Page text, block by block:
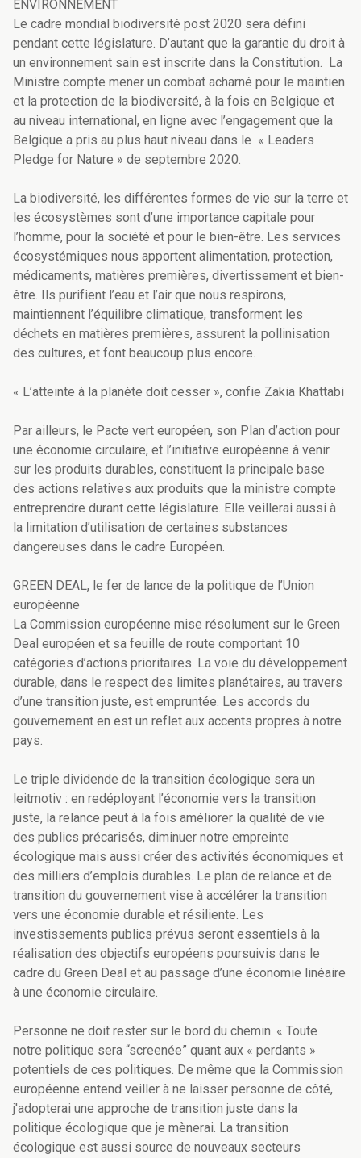
ENVIRONNEMENT
Le cadre mondial biodiversité post 2020 sera défini
pendant cette législature. D’autant que la garantie du droit à
un environnement sain est inscrite dans la Constitution. La
Ministre compte mener un combat acharné pour le maintien
et la protection de la biodiversité, à la fois en Belgique et
au niveau international, en ligne avec l’engagement que la
Belgique a pris au plus haut niveau dans le « Leaders
Pledge for Nature » de septembre 2020.
La biodiversité, les différentes formes de vie sur la terre et
les écosystèmes sont d’une importance capitale pour
l’homme, pour la société et pour le bien-être. Les services
écosystémiques nous apportent alimentation, protection,
médicaments, matières premières, divertissement et bien-
être. Ils purifient l’eau et l’air que nous respirons,
maintiennent l’équilibre climatique, transforment les
déchets en matières premières, assurent la pollinisation
des cultures, et font beaucoup plus encore.
« L’atteinte à la planète doit cesser », confie Zakia Khattabi
Par ailleurs, le Pacte vert européen, son Plan d’action pour
une économie circulaire, et l’initiative européenne à venir
sur les produits durables, constituent la principale base
des actions relatives aux produits que la ministre compte
entreprendre durant cette législature. Elle veillerai aussi à
la limitation d’utilisation de certaines substances
dangereuses dans le cadre Européen.
GREEN DEAL, le fer de lance de la politique de l’Union
européenne
La Commission européenne mise résolument sur le Green
Deal européen et sa feuille de route comportant 10
catégories d’actions prioritaires. La voie du développement
durable, dans le respect des limites planétaires, au travers
d’une transition juste, est empruntée. Les accords du
gouvernement en est un reflet aux accents propres à notre
pays.
Le triple dividende de la transition écologique sera un
leitmotiv : en redéployant l’économie vers la transition
juste, la relance peut à la fois améliorer la qualité de vie
des publics précarisés, diminuer notre empreinte
écologique mais aussi créer des activités économiques et
des milliers d’emplois durables. Le plan de relance et de
transition du gouvernement vise à accélérer la transition
vers une économie durable et résiliente. Les
investissements publics prévus seront essentiels à la
réalisation des objectifs européens poursuivis dans le
cadre du Green Deal et au passage d’une économie linéaire
à une économie circulaire.
Personne ne doit rester sur le bord du chemin. « Toute
notre politique sera “screenée” quant aux « perdants »
potentiels de ces politiques. De même que la Commission
européenne entend veiller à ne laisser personne de côté,
j'adopterai une approche de transition juste dans la
politique écologique que je mènerai. La transition
écologique est aussi source de nouveaux secteurs